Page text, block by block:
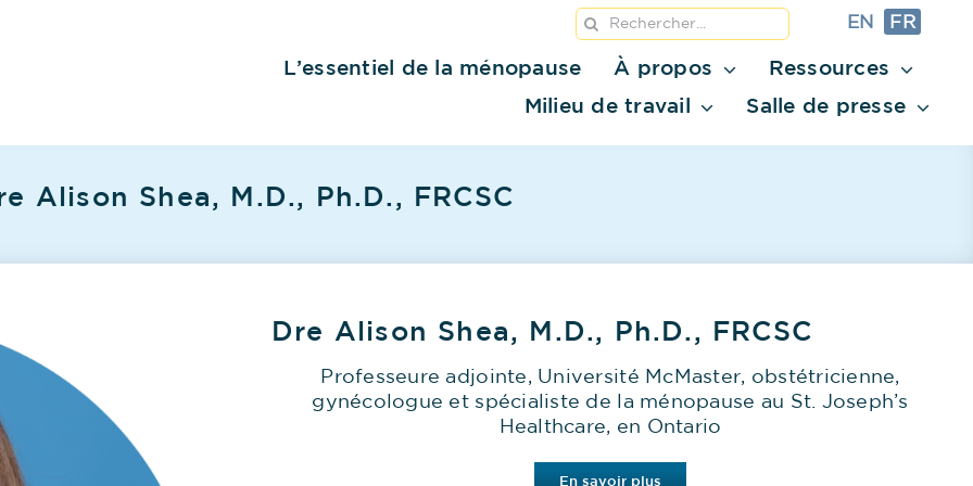
Rechercher: EN FR
L’essentiel de la ménopause À propos Ressources
Milieu de travail Salle de presse
Alison Shea, M.D., Ph.D., FRCSC
Dre Alison Shea, M.D., Ph.D., FRCSC
Professeure adjointe, Université McMaster, obstétricienne,
gynécologue et spécialiste de la ménopause au St. Joseph’s
Healthcare, en Ontario
En savoir plus